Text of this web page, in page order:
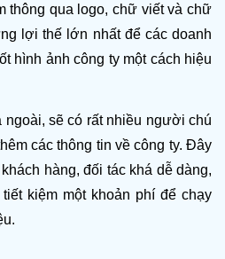
thông qua logo, chữ viết và chữ
lợi thế lớn nhất để các doanh
hình ảnh công ty một cách hiệu
ngoài, sẽ có rất nhiều người chú
các thông tin về công ty. Đây
hàng, đối tác khá dễ dàng,
kiệm một khoản phí để chạy